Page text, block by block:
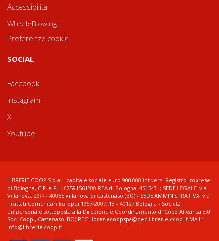
Accessibilità
WhistleBlowing
Preferenze cookie
SOCIAL
Facebook
Instagram
X
Youtube
LIBRERIE.COOP S.p.a. - capitale sociale euro 900.000 int.vers. Registro imprese
di Bologna, C.F. e P.I.: 02591561200 REA di Bologna: 451543 ; SEDE LEGALE: via
Villanova, 29/7 - 40055 Villanova di Castenaso (BO) - SEDE AMMINISTRATIVA: via
Trattati Comunitari Europei 1957-2007, 13 - 40127 Bologna - Società
unipersonale sottoposta alla Direzione e Coordinamento di Coop Alleanza 3.0
Soc. Coop., Castenaso (BO) PEC: libreriecoopspa@pec.librerie.coop.it MAIL:
info@librerie.coop.it